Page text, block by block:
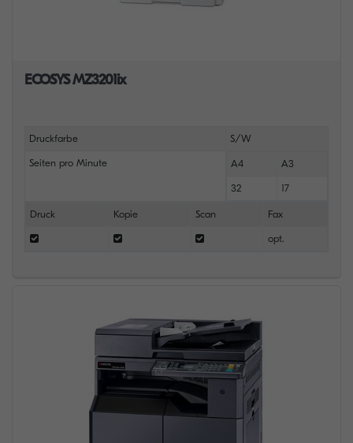
ECOSYS MZ3201ix
Druckfarbe S/W
Seiten pro Minute A4 A3
32 17
Druck Kopie Scan Fax
opt.